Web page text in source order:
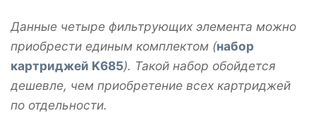
Данные четыре фильтрующих элемента можно
приобрести единым комплектом (набор
картриджей K685). Такой набор обойдется
дешевле, чем приобретение всех картриджей
по отдельности.